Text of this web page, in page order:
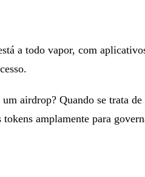
a todo vapor, com
airdrop? Quando se trata
amplamente para